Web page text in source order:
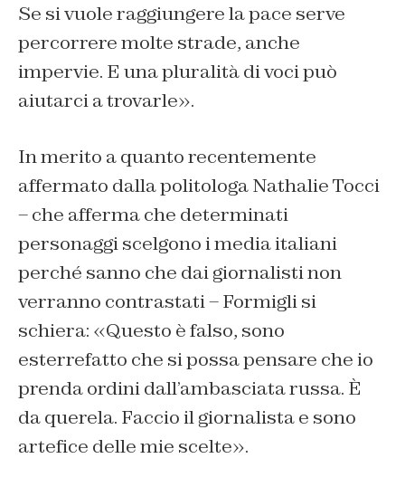
Se si vuole raggiungere la pace serve
percorrere molte strade, anche
impervie. E una pluralità di voci può
aiutarci a trovarle».
In merito a quanto recentemente
affermato dalla politologa Nathalie Tocci
– che afferma che determinati
personaggi scelgono i media italiani
perché sanno che dai giornalisti non
verranno contrastati – Formigli si
schiera: «Questo è falso, sono
esterrefatto che si possa pensare che io
prenda ordini dall’ambasciata russa. È
da querela. Faccio il giornalista e sono
artefice delle mie scelte».